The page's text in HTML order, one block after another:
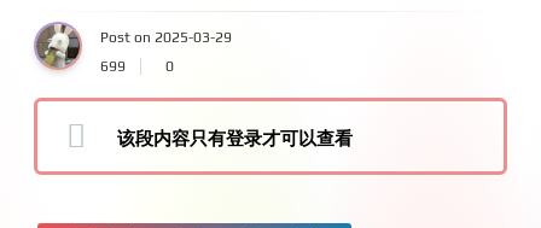
Post on 2025-03-29
699
0
该段内容只有登录才可以查看